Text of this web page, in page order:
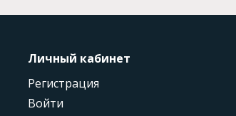
Личный кабинет
Регистрация
Войти